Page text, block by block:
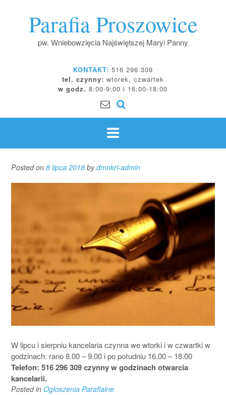
Parafia Proszowice
pw. Wniebowzięcia Najświętszej Maryi Panny
KONTAKT: 516 296 309
tel. czynny: wtorek, czwartek
w godz. 8:00-9:00 i 16:00-18:00
Posted on 8 lipca 2018 bydmnkrl-admin
W lipcu i sierpniu kancelaria czynna we wtorki i w czwartki w
godzinach: rano 8.00 – 9.00 i po południu 16.00 – 18.00
Telefon: 516 296 309 czynny w godzinach otwarcia
kancelarii.
Posted in Ogłoszenia Parafialne